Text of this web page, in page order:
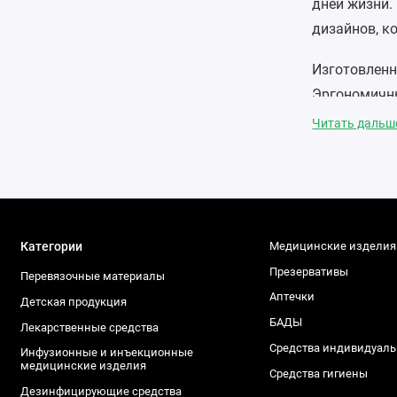
дней жизни.
дизайнов,
уменьшая
Где купить
В нашем
Читать
Категории
Перевязочные материалы
Детская продукция
Лекарственные средства
Инфузионные и инъекционные
медицинские изделия
Дезинфицирующие средства
Медицинские изделия
Презервативы
Аптечки
БАДЫ
Средства
Средства гигиены